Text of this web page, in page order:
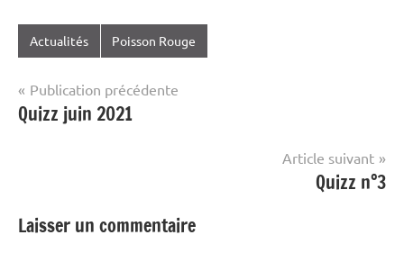
Actualités Poisson Rouge
Navigation
de
Publication précédente
Quizz juin 2021
Article suivant
Quizz n°3
Laisser un commentaire